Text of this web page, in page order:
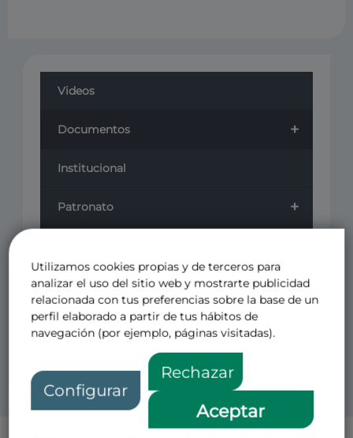
Videos
+
Documentos
Institucional
+
Patronato
+
Revistas
Otros
Utilizamos cookies propias y de terceros para
analizar el uso del sitio web y mostrarte publicidad
relacionada con tus preferencias sobre la base de un
perfil elaborado a partir de tus hábitos de
navegación (por ejemplo, páginas visitadas).
Configurar
Rechazar
Aceptar